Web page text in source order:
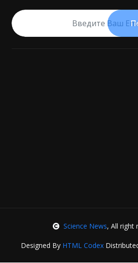
Science News, All right
Designed By HTML Codex